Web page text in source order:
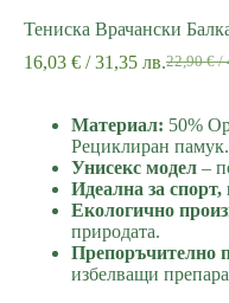
Тениска Врачански
22,90€/
Original
22,90 €
/
44,79 лв..
16,03 € / 31,35 лв.Текущата
16,03 €
/
31,35 лв..
Материал: 50%
Рециклиран памук.
Унисекс модел –
Идеална за
Екологично
природата.
Препоръчително
избелващи